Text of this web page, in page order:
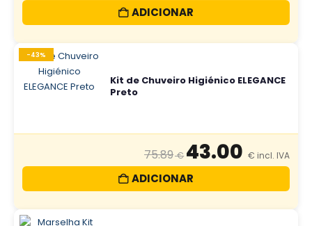
ADICIONAR
-43%
Kit de Chuveiro Higiénico ELEGANCE
Preto
75.89 43.00
ADICIONAR